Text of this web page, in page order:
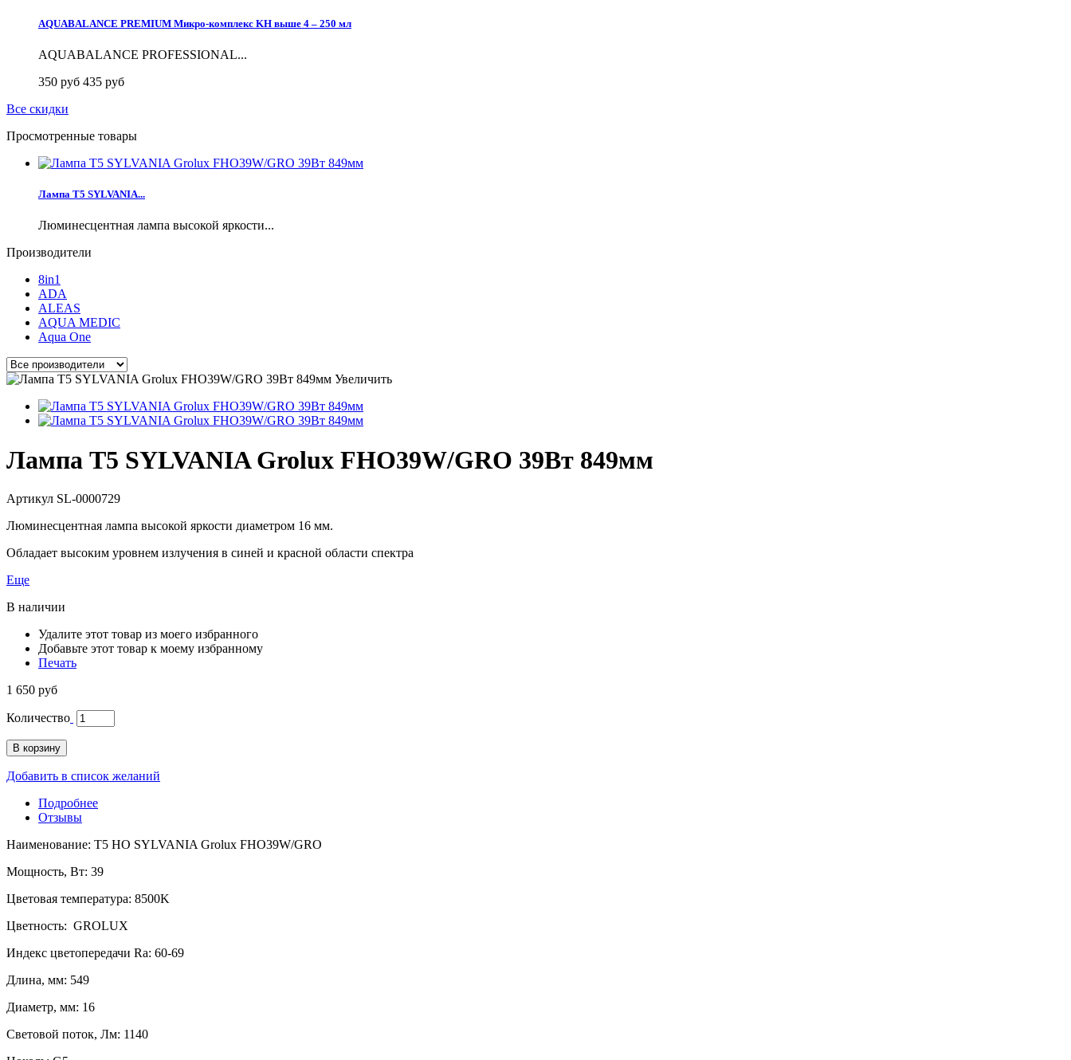
AQUABALANCE PREMIUM Микро-комплекс KH выше 4 – 250 мл
AQUABALANCE PROFESSIONAL...
350 руб 435 руб
Все скидки
Просмотренные товары
Лампа T5 SYLVANIA...
Люминесцентная лампа высокой яркости...
Производители
8in1
ADA
ALEAS
AQUA MEDIC
Aqua One
Увеличить
Лампа T5 SYLVANIA Grolux FHO39W/GRO 39Вт 849мм
Артикул SL-0000729
Люминесцентная лампа высокой яркости диаметром 16 мм.
Обладает высоким уровнем излучения в синей и красной области спектра
Еще
В наличии
Удалите этот товар из моего избранного
Добавьте этот товар к моему избранному
Печать
1 650 руб
Количество
В корзину
Добавить в список желаний
Подробнее
Отзывы
Наименование: T5 HO SYLVANIA Grolux FHO39W/GRO
Мощность, Вт: 39
Цветовая температура: 8500K
Цветность: GROLUX
Индекс цветопередачи Ra: 60-69
Длина, мм: 549
Диаметр, мм: 16
Световой поток, Лм: 1140